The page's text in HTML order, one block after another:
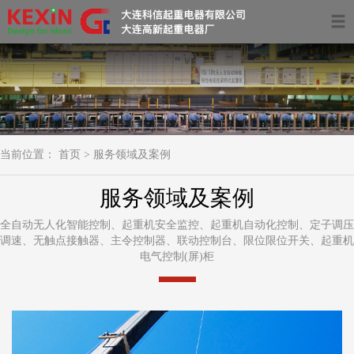
首页
关于我们
产品中心
服务领域及案例
联系我们
当前位置： 首页 > 服务领域及案例
服务领域及案例
全自动无人化智能控制、起重机安全监控、起重机自动化控制、定子调压
调速、无触点接触器、主令控制器、联动控制台、限位限位开关、起重机
电气控制(屏)柜